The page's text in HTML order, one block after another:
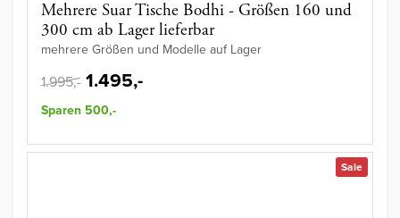
Mehrere Suar Tische Bodhi - Größen 160 und
300 cm ab Lager lieferbar
mehrere Größen und Modelle auf Lager
1.995,- 1.495,-
Sparen 500,-
Sale